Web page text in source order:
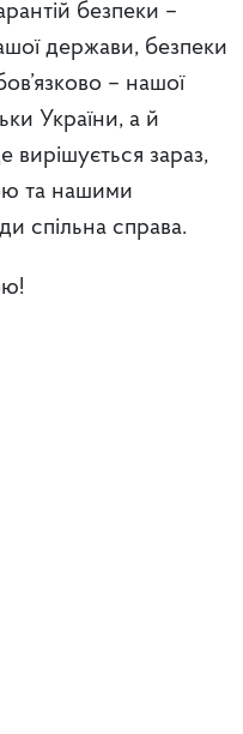
безпеки –
держави, безпеки
– нашої
України, а й
вирішується зараз,
та нашими
спільна справа.